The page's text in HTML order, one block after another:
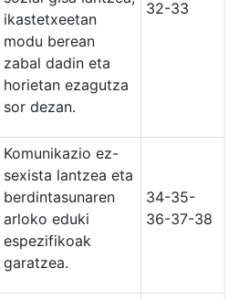
ikastetxeetan
modu berean
zabal dadin eta
horietan ezagutza
sor dezan.
32-33
Komunikazio ez-
sexista lantzea eta
berdintasunaren
arloko eduki
espezifikoak
garatzea.
34-35-
36-37-38